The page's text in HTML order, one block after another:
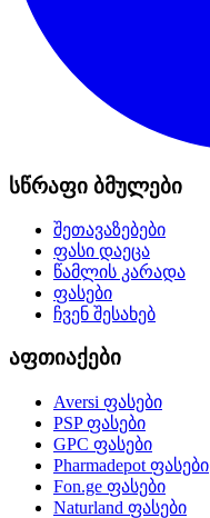
სწრაფი ბმულები
შეთავაზებები
ფასი დაეცა
წამლის კარადა
ფასები
ჩვენ შესახებ
აფთიაქები
Aversi ფასები
PSPფასები
GPC ფასები
Pharmadepot ფასები
Fon.ge ფასები
Naturland ფასები